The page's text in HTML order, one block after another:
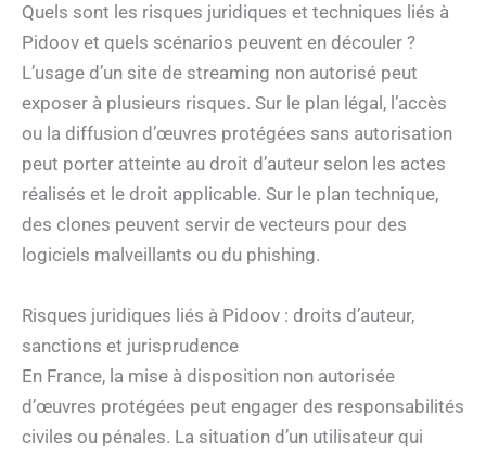
Quels sont les risques juridiques et techniques liés à
Pidoov et quels scénarios peuvent en découler ?
L’usage d’un site de streaming non autorisé peut
exposer à plusieurs risques. Sur le plan légal, l’accès
ou la diffusion d’œuvres protégées sans autorisation
peut porter atteinte au droit d’auteur selon les actes
réalisés et le droit applicable. Sur le plan technique,
des clones peuvent servir de vecteurs pour des
logiciels malveillants ou du phishing.
Risques juridiques liés à Pidoov : droits d’auteur,
sanctions et jurisprudence
En France, la mise à disposition non autorisée
d’œuvres protégées peut engager des responsabilités
civiles ou pénales. La situation d’un utilisateur qui